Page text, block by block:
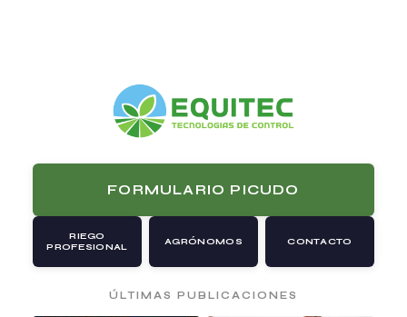
FORMULARIO PICUDO
RIEGO
PROFESIONAL
AGRÓNOMOS CONTACTO
ÚLTIMAS PUBLICACIONES